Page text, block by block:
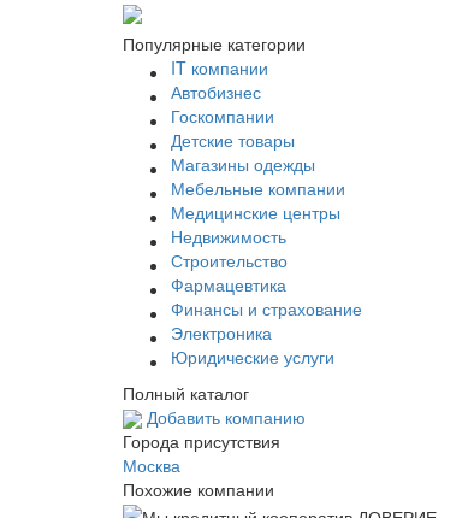
Популярные категории
IT компании
Автобизнес
Госкомпании
Детские товары
Магазины одежды
Мебельные компании
Медицинские центры
Недвижимость
Строительство
Фармацевтика
Финансы и страхование
Электроника
Юридические услуги
Полный каталог
Добавить компанию
Города присутствия
Москва
Похожие компании